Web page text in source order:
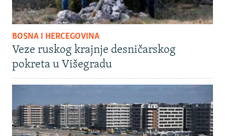
BOSNA I HERCEGOVINA
Veze ruskog krajnje desničarskog
pokreta u Višegradu